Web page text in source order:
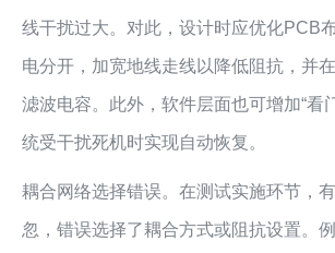
线干扰过大。对此，设计时应优化PCB
电分开，加宽地线走线以降低阻抗，并
滤波电容。此外，软件层面也可增加“看
统受干扰死机时实现自动恢复。
耦合网络选择错误。在测试实施环节，
忽，错误选择了耦合方式或阻抗设置。